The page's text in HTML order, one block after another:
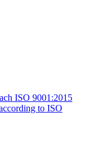
ISO 9001:2015
to ISO